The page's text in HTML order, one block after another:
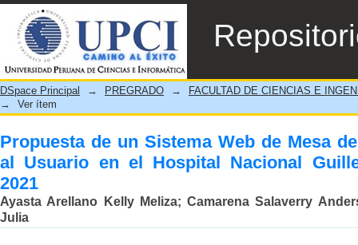
Propuesta de un Sistema Web de Mesa
Nacional Guillermo Almenara Irigoyen 2021
DSpace Principal → PREGRADO →
FACULTAD DE CIENCIAS E
→
Ver ítem
Propuesta de un Sistema Web de Mesa
al Usuario en el Hospital Nacional
2021
Ayasta Arellano Kelly Meliza; Camarena Salaverry
Julia